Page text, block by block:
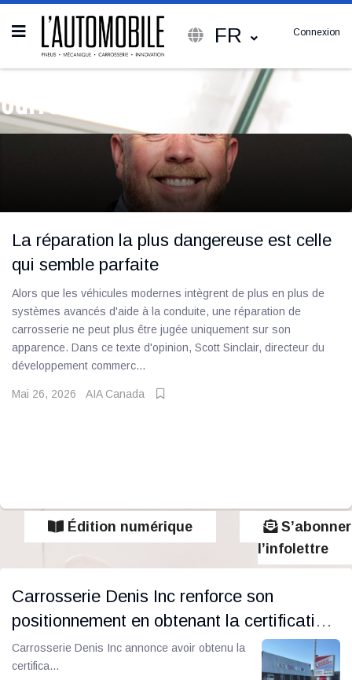
FR Connexion
Carrosserie
La réparation la plus dangereuse est celle
qui semble parfaite
Alors que les véhicules modernes intègrent de plus en plus de
systèmes avancés d'aide à la conduite, une réparation de
carrosserie ne peut plus être jugée uniquement sur son
apparence. Dans ce texte d'opinion, Scott Sinclair, directeur du
développement commerc...
Mai 26, 2026 AIA Canada
Édition numérique
l’infolettre
Carrosserie Denis Inc renforce son
positionnement en obtenant la certification
officielle de Centre de Carrosserie Certifié
Carrosserie Denis Inc annonce avoir obtenu la
certifica...